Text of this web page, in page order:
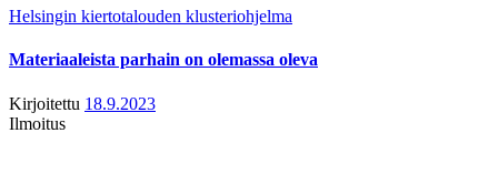
Helsingin kiertotalouden klusteriohjelma
Materiaaleista parhain on olemassa oleva
Kirjoitettu 18.9.2023
Ilmoitus